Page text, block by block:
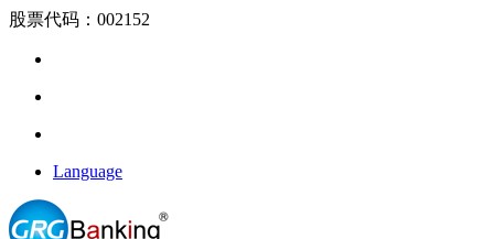
股票代码：002152
Language